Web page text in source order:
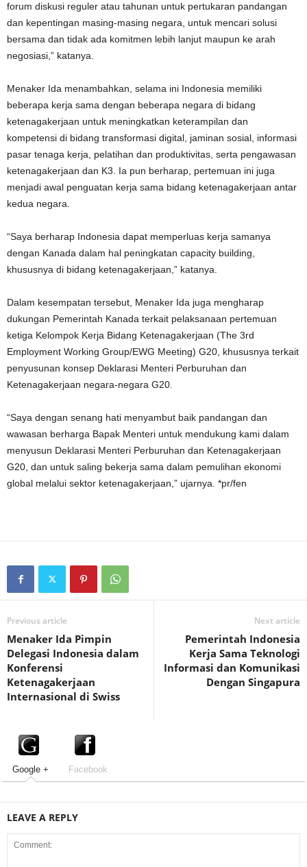
forum diskusi reguler atau tahunan untuk pertukaran pandangan
dan kepentingan masing-masing negara, untuk mencari solusi
bersama dan tidak ada komitmen lebih lanjut maupun ke arah
negosiasi,” katanya.
Menaker Ida menambahkan, selama ini Indonesia memiliki
beberapa kerja sama dengan beberapa negara di bidang
ketenagakerjaan untuk meningkatkan keterampilan dan
kompetensi di bidang transformasi digital, jaminan sosial, informasi
pasar tenaga kerja, pelatihan dan produktivitas, serta pengawasan
ketenagakerjaan dan K3. Ia pun berharap, pertemuan ini juga
menjadi awal penguatan kerja sama bidang ketenagakerjaan antar
kedua negara.
“Saya berharap Indonesia dapat memperluas kerja samanya
dengan Kanada dalam hal peningkatan capacity building,
khususnya di bidang ketenagakerjaan,” katanya.
Dalam kesempatan tersebut, Menaker Ida juga mengharap
dukungan Pemerintah Kanada terkait pelaksanaan pertemuan
ketiga Kelompok Kerja Bidang Ketenagakerjaan (The 3rd
Employment Working Group/EWG Meeting) G20, khususnya terkait
penyusunan konsep Deklarasi Menteri Perburuhan dan
Ketenagakerjaan negara-negara G20.
“Saya dengan senang hati menyambut baik pandangan dan
wawasan berharga Bapak Menteri untuk mendukung kami dalam
menyusun Deklarasi Menteri Perburuhan dan Ketenagakerjaan
G20, dan untuk saling bekerja sama dalam pemulihan ekonomi
global melalui sektor ketenagakerjaan,” ujarnya. *pr/fen
Previous article
Menaker Ida Pimpin
Delegasi Indonesia dalam
Konferensi
Ketenagakerjaan
Internasional di Swiss
Next article
Pemerintah Indonesia
Kerja Sama Teknologi
Informasi dan Komunikasi
Dengan Singapura
Google + Facebook
LEAVE A REPLY